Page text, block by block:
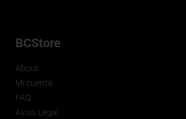
BCStore
About
Mi cuenta
FAQ
Aviso Legal